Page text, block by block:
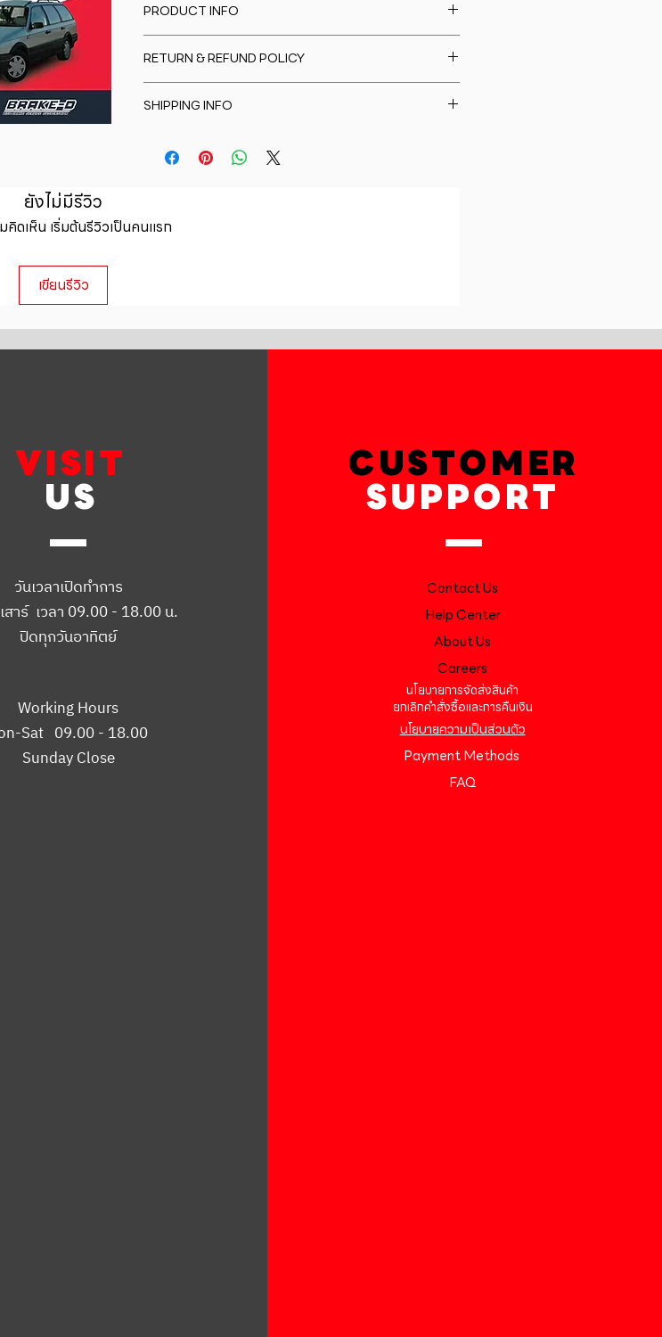
PRODUCT INFO
information about your product such as sizing,
material, care and cleaning instructions. This is also a
great space to write what makes this product
RETURN & REFUND POLICY
to let your customers know what to do in case they
straightforward refund or exchange policy is a great
way to build trust and reassure your customers that
SHIPPING INFO
information about your shipping methods,
can buy from you with confidence.
ยังไม่มีรีวิว
คิดเห็น เริ่มต้นรีวิวเป็นคนแรก
เขียนรีวิว
VISIT
US
วันเวลาเปิดทำการ
สาร์ เวลา 09.00 - 18.00 น.
ปิดทุกวันอาทิตย์
Working Hours
Sat 09.00 - 18.00
Sunday Close
CUSTOMER
SUPPORT
Contact Us
Help Center
About Us
Careers
นโยบายการจัดส่งสินค้า
ยกเลิกคำสั่งซื้อและการคืนเงิน
นโยบายความเป็นส่วนตัว
Payment Methods
FAQ